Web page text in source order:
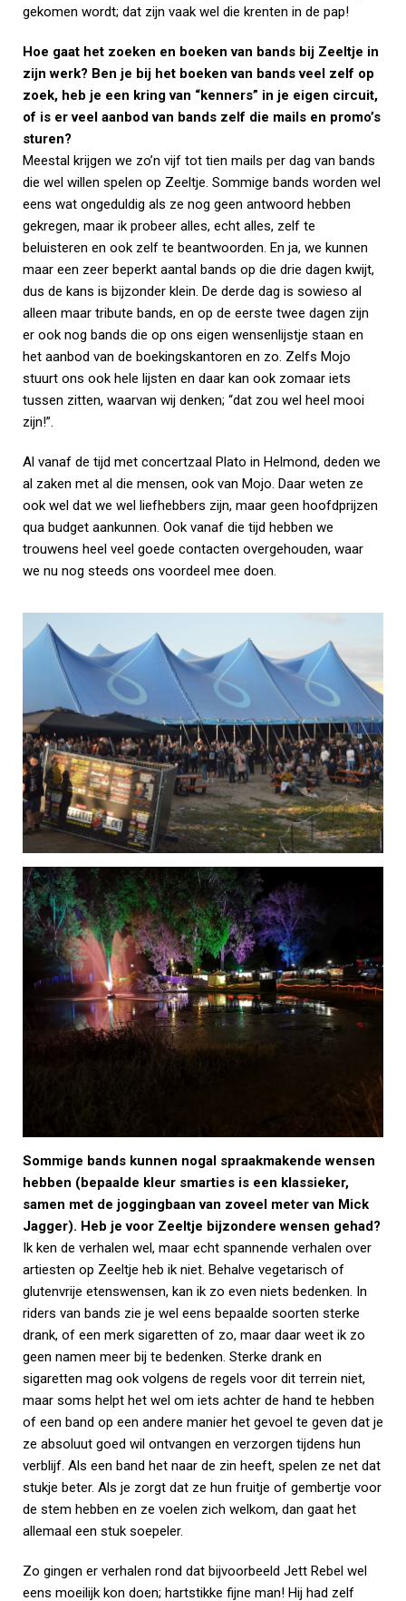
gekomen wordt; dat zijn vaak wel die krenten in de pap!
Hoe gaat het zoeken en boeken van bands bij Zeeltje in
zijn werk? Ben je bij het boeken van bands veel zelf op
zoek, heb je een kring van “kenners” in je eigen circuit,
of is er veel aanbod van bands zelf die mails en promo’s
sturen?
Meestal krijgen we zo’n vijf tot tien mails per dag van bands
die wel willen spelen op Zeeltje. Sommige bands worden wel
eens wat ongeduldig als ze nog geen antwoord hebben
gekregen, maar ik probeer alles, echt alles, zelf te
beluisteren en ook zelf te beantwoorden. En ja, we kunnen
maar een zeer beperkt aantal bands op die drie dagen kwijt,
dus de kans is bijzonder klein. De derde dag is sowieso al
alleen maar tribute bands, en op de eerste twee dagen zijn
er ook nog bands die op ons eigen wensenlijstje staan en
het aanbod van de boekingskantoren en zo. Zelfs Mojo
stuurt ons ook hele lijsten en daar kan ook zomaar iets
tussen zitten, waarvan wij denken; “dat zou wel heel mooi
zijn!”.
Al vanaf de tijd met concertzaal Plato in Helmond, deden we
al zaken met al die mensen, ook van Mojo. Daar weten ze
ook wel dat we wel liefhebbers zijn, maar geen hoofdprijzen
qua budget aankunnen. Ook vanaf die tijd hebben we
trouwens heel veel goede contacten overgehouden, waar
we nu nog steeds ons voordeel mee doen.
Sommige bands kunnen nogal spraakmakende wensen
hebben (bepaalde kleur smarties is een klassieker,
samen met de joggingbaan van zoveel meter van Mick
Jagger). Heb je voor Zeeltje bijzondere wensen gehad?
Ik ken de verhalen wel, maar echt spannende verhalen over
artiesten op Zeeltje heb ik niet. Behalve vegetarisch of
glutenvrije etenswensen, kan ik zo even niets bedenken. In
riders van bands zie je wel eens bepaalde soorten sterke
drank, of een merk sigaretten of zo, maar daar weet ik zo
geen namen meer bij te bedenken. Sterke drank en
sigaretten mag ook volgens de regels voor dit terrein niet,
maar soms helpt het wel om iets achter de hand te hebben
of een band op een andere manier het gevoel te geven dat je
ze absoluut goed wil ontvangen en verzorgen tijdens hun
verblijf. Als een band het naar de zin heeft, spelen ze net dat
stukje beter. Als je zorgt dat ze hun fruitje of gembertje voor
de stem hebben en ze voelen zich welkom, dan gaat het
allemaal een stuk soepeler.
Zo gingen er verhalen rond dat bijvoorbeeld Jett Rebel wel
eens moeilijk kon doen; hartstikke fijne man! Hij had zelf